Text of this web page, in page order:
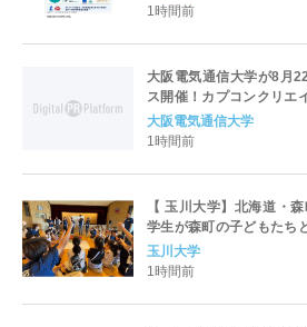
1時間前
大阪電気通信大学が8月
ス開催！カプコンクリエ
未来を拓く特別講演を実
ト」会場と本学会場をフ
大阪電気通信大学
1時間前
【 玉川大学】北海道・
学生が森町の子どもたち
プロジェクト ～［ 8月21
］
玉川大学
1時間前